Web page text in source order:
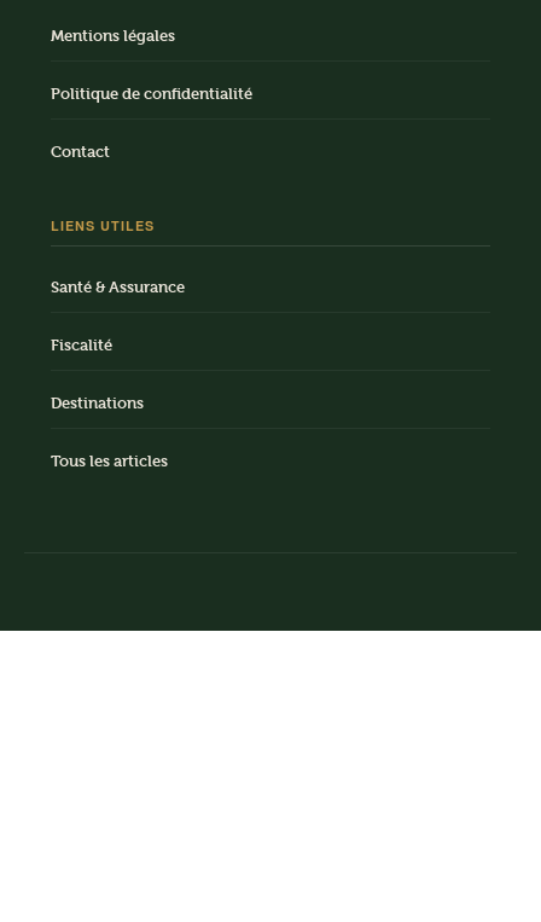
Mentions légales
Politique de confidentialité
Contact
LIENS UTILES
Santé & Assurance
Fiscalité
Destinations
Tous les articles